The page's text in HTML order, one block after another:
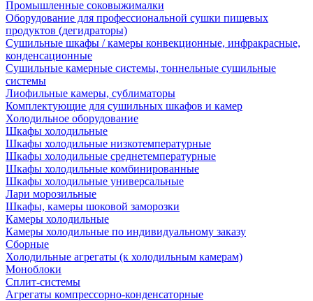
Промышленные соковыжималки
Оборудование для профессиональной сушки пищевых
продуктов (дегидраторы)
Сушильные шкафы / камеры конвекционные, инфракрасные,
конденсационные
Сушильные камерные системы, тоннельные сушильные
системы
Лиофильные камеры, сублиматоры
Комплектующие для сушильных шкафов и камер
Холодильное оборудование
Шкафы холодильные
Шкафы холодильные низкотемпературные
Шкафы холодильные среднетемпературные
Шкафы холодильные комбинированные
Шкафы холодильные универсальные
Лари морозильные
Шкафы, камеры шоковой заморозки
Камеры холодильные
Камеры холодильные по индивидуальному заказу
Сборные
Холодильные агрегаты (к холодильным камерам)
Моноблоки
Сплит-системы
Агрегаты компрессорно-конденсаторные